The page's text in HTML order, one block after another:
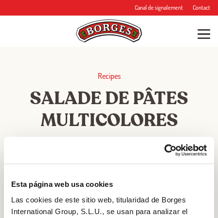
Esta página web usa cookies
Las cookies de este sitio web, titularidad de Borges
International Group, S.L.U., se usan para analizar el
Canal de signalement Contact
Recipes
SALADE DE PÂTES
MULTICOLORES
★★★★★